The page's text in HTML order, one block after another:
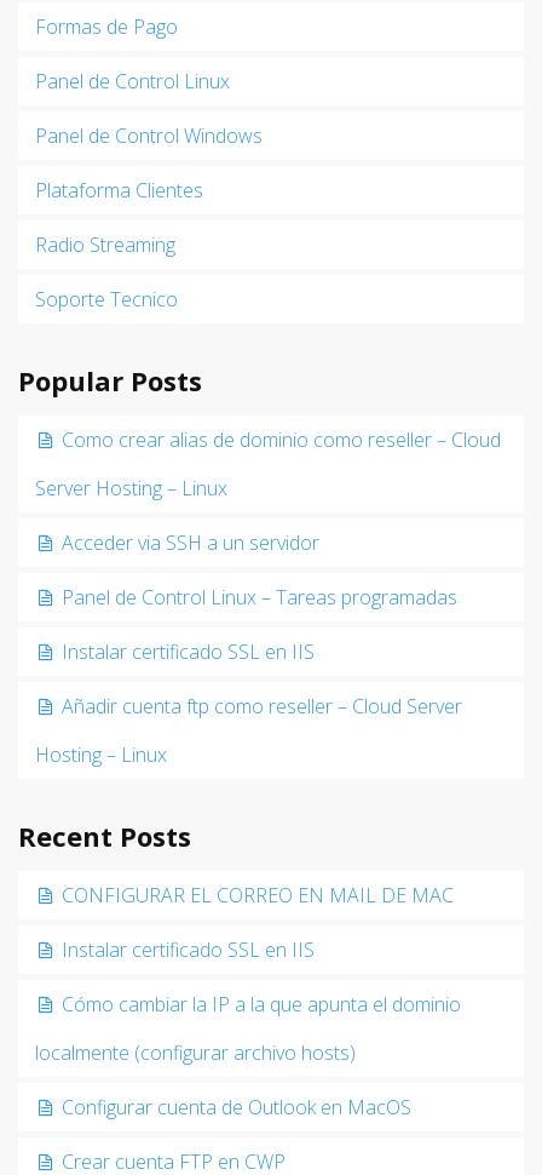
Formas de Pago
Panel de Control Linux
Panel de Control Windows
Plataforma Clientes
Radio Streaming
Soporte Tecnico
Popular Posts
Como crear alias de dominio como reseller – Cloud
Server Hosting – Linux
Acceder via SSH a un servidor
Panel de Control Linux – Tareas programadas
Instalar certificado SSL en IIS
Añadir cuenta ftp como reseller – Cloud Server
Hosting – Linux
Recent Posts
CONFIGURAR EL CORREO EN MAIL DE MAC
Instalar certificado SSL en IIS
Cómo cambiar la IP a la que apunta el dominio
localmente (configurar archivo hosts)
Configurar cuenta de Outlook en MacOS
Crear cuenta FTP en CWP